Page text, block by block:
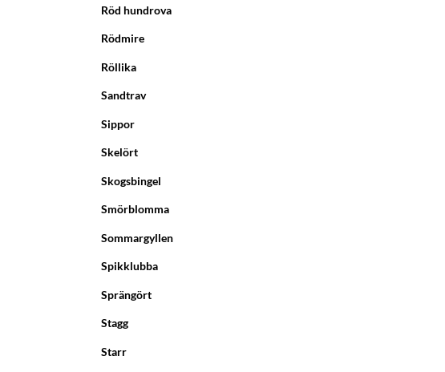
Röd hundrova
Rödmire
Röllika
Sandtrav
Sippor
Skelört
Skogsbingel
Smörblomma
Sommargyllen
Spikklubba
Sprängört
Stagg
Starr